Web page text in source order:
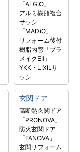
「ALGIO」
アルミ樹脂複合
サッシ
「MADiO」
リフォーム後付
樹脂内窓「プラ
メイクEⅡ」
YKK・LIXILサ
ッシ
玄関ドア
高断熱玄関ドア
「PRONOVA」
防火玄関ドア
「FANOVA」
玄関リフォーム